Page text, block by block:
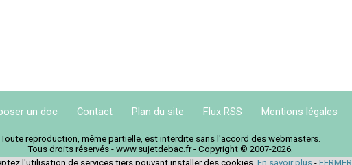
un doc Contact Plan du site Flux RSS Mentions légales
Toute reproduction, même partielle, est interdite sans l'accord des webmasters.
Tous droits réservés - www.sujetdebac.fr - Copyright © 2007-2026.
l'utilisation de services tiers pouvant installer des cookies. En savoir plus- FERMER